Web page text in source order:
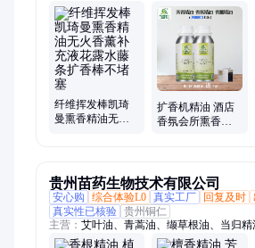
纤维挥发棒凯琦
曼熏香精油无火
扩香机精油 酒店
香氛会所熏香写
贵州苗药生物技术有限公司
安心购
综合体验L0 真实工厂 回复及时
真实性已核验 贵州铜仁
主营： 艾叶油、青蒿油、缬草根油、当归
精油、青蒿精油、山苍子精油、天然冬青